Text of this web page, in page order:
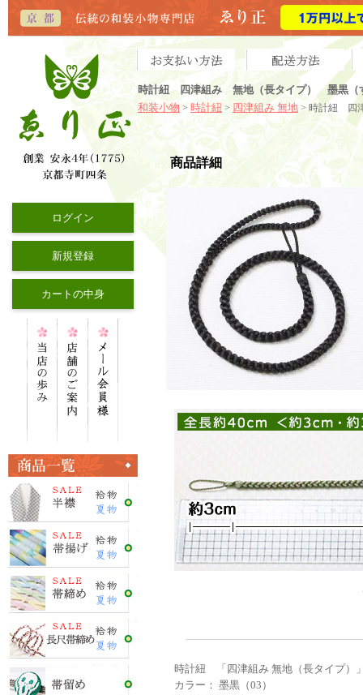
時計紐 四津組み 無地（長タイプ） 墨黒（
和装小物 > 時計紐 > 四津組み 無地 > 時計紐 四
ログイン
新規登録
カートの中身
商品詳細
時計紐 「四津組み 無地（長タイプ）
カラー： 墨黒（03）